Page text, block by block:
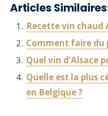
Articles
Recette vin chaud
Comment faire du
Quel vin d’Alsace
Quelle est la plus
en Belgique ?